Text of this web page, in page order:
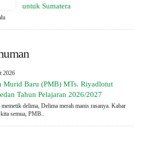
untuk Sumatera
2026
Murid Baru (PMB) MTs. Riyadlotut
Tahun Pelajaran 2026/2027
memetik delima, Delima merah manis rasanya. Kabar
semua, PMB..